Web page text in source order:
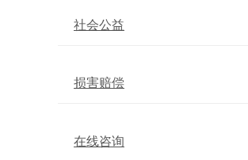
社会公益
损害赔偿
在线咨询